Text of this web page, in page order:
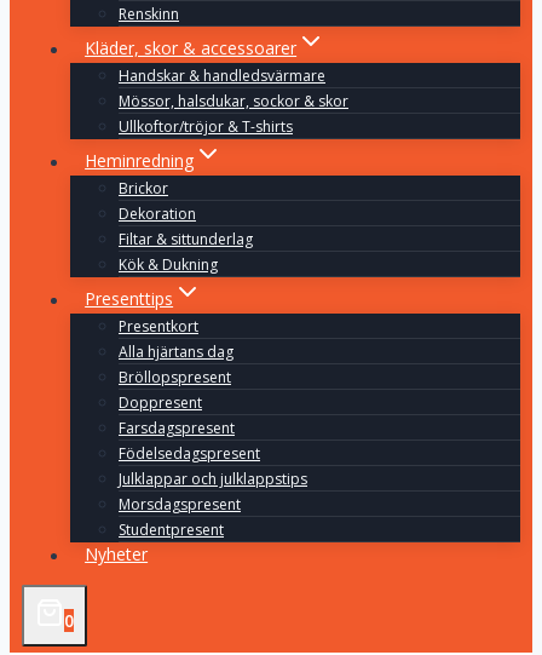
Renskinn
Kläder, skor & accessoarer
Handskar & handledsvärmare
Mössor, halsdukar, sockor & skor
Ullkoftor/tröjor & T-shirts
Heminredning
Brickor
Dekoration
Filtar & sittunderlag
Kök & Dukning
Presenttips
Presentkort
Alla hjärtans dag
Bröllopspresent
Doppresent
Farsdagspresent
Födelsedagspresent
Julklappar och julklappstips
Morsdagspresent
Studentpresent
Nyheter
0